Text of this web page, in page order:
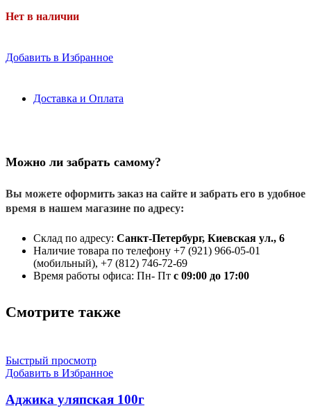
Нет в наличии
Добавить в Избранное
Доставка и Оплата
Можно ли забрать самому?
Вы можете оформить заказ на сайте и забрать его в удобное
время в нашем магазине по адресу:
Склад по адресу: Санкт-Петербург, Киевская ул., 6
Наличие товара по телефону +7 (921) 966-05-01
(мобильный), +7 (812) 746-72-69
Время работы офиса: Пн- Пт с 09:00 до 17:00
Смотрите также
Быстрый просмотр
Добавить в Избранное
Аджика уляпская 100г